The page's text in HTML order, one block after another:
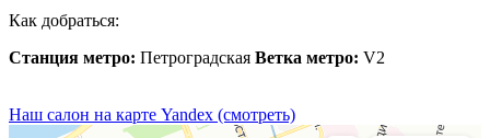
Как добраться:
Станция метро: Петроградская Ветка метро: V2
Наш салон на карте Yandex (смотреть)